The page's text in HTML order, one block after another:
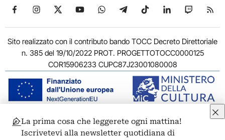
Seguici su Facebook
Seguici su Instagram
Seguici su X
Seguici su YouTube
Seguici su WhatsApp
Seguici su Telegram
Seguici su TikTok
Seguici su
Seguici
Sito realizzato con il contributo bando TOCC Decreto Direttoriale
n. 385 del 19/10/2022 PROT. PROGETTOTOCC0000125
COR15906233 CUPC87J23001080008
© 2011-2026 ARTRIBUNE srl – Corso Vittorio Emanuele II, 287 –
00186 Roma - P.I. 11381581005
La prima cosa che leggerete ogni mattina!
Iscrivetevi alla newsletter quotidiana di